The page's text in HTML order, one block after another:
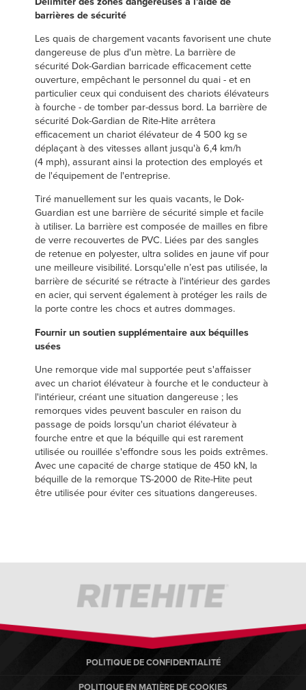
barrières de sécurité
Les quais de chargement vacants favorisent une chute
dangereuse de plus d'un mètre. La barrière de
sécurité Dok-Gardian barricade efficacement cette
ouverture, empêchant le personnel du quai - et en
particulier ceux qui conduisent des chariots élévateurs
à fourche - de tomber par-dessus bord. La barrière de
sécurité Dok-Gardian de Rite-Hite arrêtera
efficacement un chariot élévateur de 4 500 kg se
déplaçant à des vitesses allant jusqu'à 6,4 km/h
(4 mph), assurant ainsi la protection des employés et
de l'équipement de l'entreprise.
Tiré manuellement sur les quais vacants, le Dok-
Guardian est une barrière de sécurité simple et facile
à utiliser. La barrière est composée de mailles en fibre
de verre recouvertes de PVC. Liées par des sangles
de retenue en polyester, ultra solides en jaune vif pour
une meilleure visibilité. Lorsqu'elle n’est pas utilisée, la
barrière de sécurité se rétracte à l'intérieur des gardes
en acier, qui servent également à protéger les rails de
la porte contre les chocs et autres dommages.
Fournir un soutien supplémentaire aux béquilles
usées
Une remorque vide mal supportée peut s'affaisser
avec un chariot élévateur à fourche et le conducteur à
l'intérieur, créant une situation dangereuse ; les
remorques vides peuvent basculer en raison du
passage de poids lorsqu'un chariot élévateur à
fourche entre et que la béquille qui est rarement
utilisée ou rouillée s'effondre sous les poids extrêmes.
Avec une capacité de charge statique de 450 kN, la
béquille de la remorque TS-2000 de Rite-Hite peut
être utilisée pour éviter ces situations dangereuses.
POLITIQUE DE CONFIDENTIALITÉ
POLITIQUE EN MATIÈRE DE COOKIES